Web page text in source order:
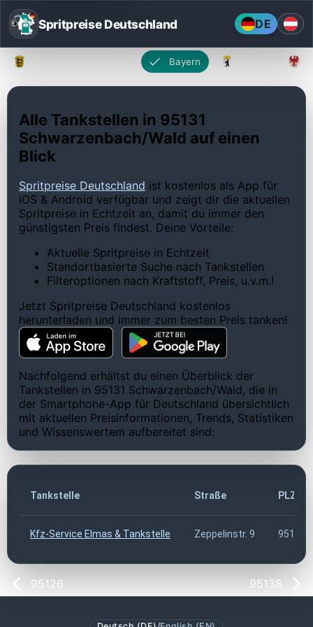
Spritpreise Deutschland DE
Bayern
Alle Tankstellen in 95131
Schwarzenbach/Wald auf einen
Blick
Spritpreise Deutschland ist kostenlos als App für
iOS & Android verfügbar und zeigt dir die aktuellen
Spritpreise in Echtzeit an, damit du immer den
günstigsten Preis findest. Deine Vorteile:
Aktuelle Spritpreise in Echtzeit
Standortbasierte Suche nach Tankstellen
Filteroptionen nach Kraftstoff, Preis, u.v.m.!
Jetzt Spritpreise Deutschland kostenlos
herunterladen und immer zum besten Preis tanken!
Nachfolgend erhältst du einen Überblick der
Tankstellen in 95131 Schwarzenbach/Wald, die in
der Smartphone-App für Deutschland übersichtlich
mit aktuellen Preisinformationen, Trends, Statistiken
und Wissenswertem aufbereitet sind:
Tankstelle Straße PLZ
Kfz-Service Elmas & Tankstelle Zeppelinstr. 9 95131
95126 95138